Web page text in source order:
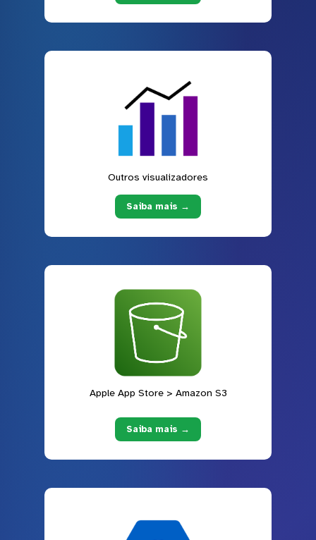
Outros visualizadores
Saiba mais →
Apple App Store > Amazon S3
Saiba mais →